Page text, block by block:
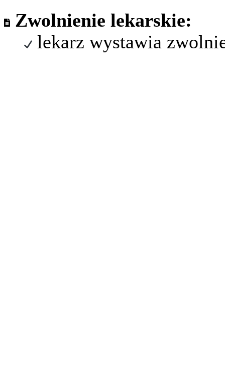
Zwolnienie lekarskie:
lekarz wystawia